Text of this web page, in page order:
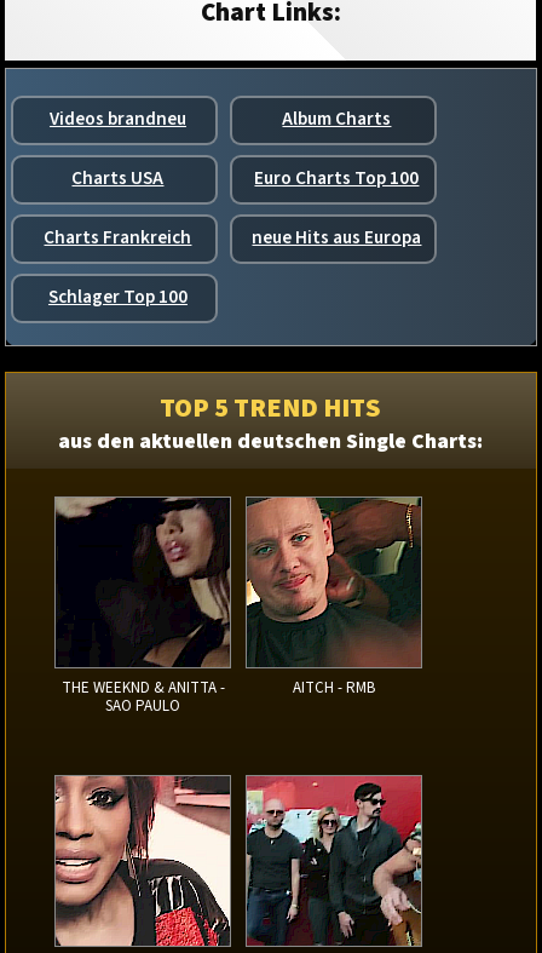
Chart Links:
Videos brandneu Album Charts
Charts USA Euro Charts Top 100
Charts Frankreich neue Hits aus Europa
Schlager Top 100
TOP 5 TREND HITS
aus den aktuellen deutschen Single Charts:
THE WEEKND & ANITTA -
SAO PAULO
AITCH - RMB